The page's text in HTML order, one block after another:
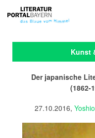
Kunst
Der japanische
(1862-
27.10.2016,